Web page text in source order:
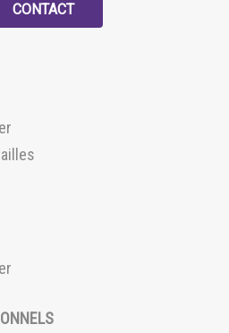
CONTACT